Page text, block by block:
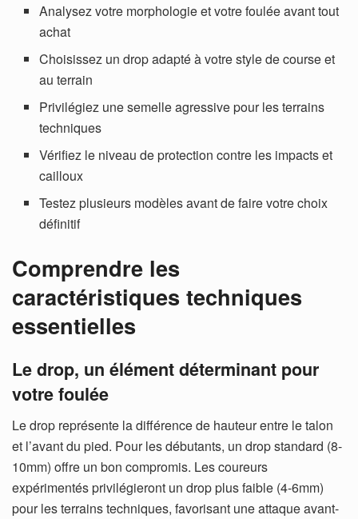
Analysez votre morphologie et votre foulée avant tout
achat
Choisissez un drop adapté à votre style de course et
au terrain
Privilégiez une semelle agressive pour les terrains
techniques
Vérifiez le niveau de protection contre les impacts et
cailloux
Testez plusieurs modèles avant de faire votre choix
définitif
Comprendre les
caractéristiques techniques
essentielles
Le drop, un élément déterminant pour
votre foulée
Le drop représente la différence de hauteur entre le talon
et l’avant du pied. Pour les débutants, un drop standard (8-
10mm) offre un bon compromis. Les coureurs
expérimentés privilégieront un drop plus faible (4-6mm)
pour les terrains techniques, favorisant une attaque avant-